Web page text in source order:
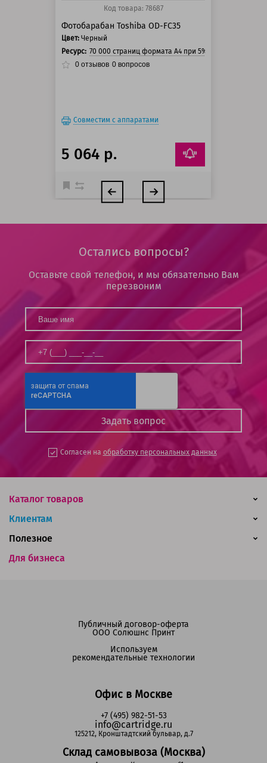
Код товара: 78687
Фотобарабан Toshiba OD-FC35
Цвет: Черный
Ресурс: 70 000 страниц формата А4 при 5% заполнении
0 отзывов 0 вопросов
Совместим с аппаратами
5 064 р.
Остались вопросы?
Оставьте свой телефон, и мы обязательно Вам
перезвоним
Согласен на обработку персональных данных
Каталог товаров
Клиентам
Для бизнеса
Полезное
Офис в Москве
+7 (495) 982-51-53
info@cartridge.ru
125212, Кронштадтский бульвар, д.7
Склад самовывоза (Москва)
Публичный договор-оферта
ООО Солюшнс Принт
Используем
рекомендательные технологии